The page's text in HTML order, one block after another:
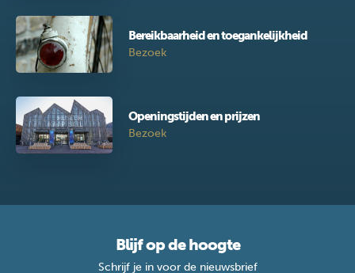
Bereikbaarheid en toegankelijkheid
Bezoek
Openingstijden en prijzen
Bezoek
Blijf op de hoogte
Schrijf je in voor de nieuwsbrief